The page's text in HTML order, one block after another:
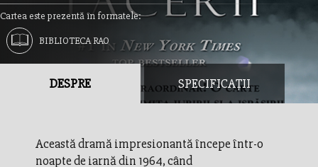
Cartea este prezentă în formatele:
BIBLIOTECA RAO
DESPRE SPECIFICAȚII
Această dramă impresionantă începe într-o
noapte de iarnă din 1964, când